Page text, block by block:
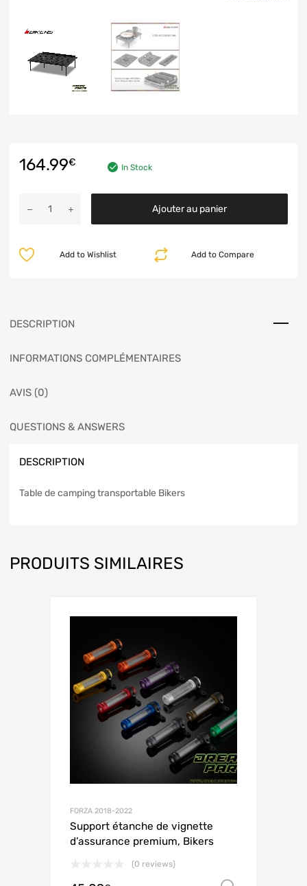
164.99€ In Stock
Ajouter au panier
Add to Compare
Add to Wishlist
DESCRIPTION
INFORMATIONS COMPLÉMENTAIRES
AVIS (0)
QUESTIONS & ANSWERS
DESCRIPTION
Table de camping transportable Bikers
PRODUITS SIMILAIRES
FORZA 2018-2022
Support étanche de vignette
d’assurance premium, Bikers
(0 reviews)